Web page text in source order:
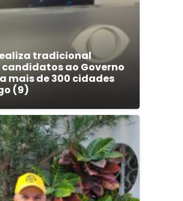
tradicional
ao Governo
mais de 300 cidades
(9)